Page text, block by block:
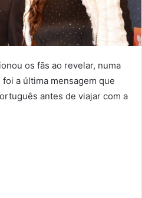
os fãs ao revelar, numa
a última mensagem que
antes de viajar com a